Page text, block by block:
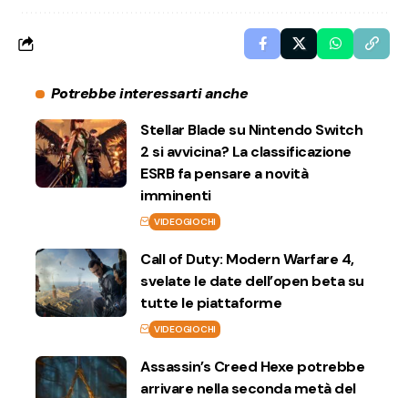
Potrebbe interessarti anche
Stellar Blade su Nintendo Switch
2 si avvicina? La classificazione
ESRB fa pensare a novità
imminenti
VIDEOGIOCHI
Call of Duty: Modern Warfare 4,
svelate le date dell’open beta su
tutte le piattaforme
VIDEOGIOCHI
Assassin’s Creed Hexe potrebbe
arrivare nella seconda metà del